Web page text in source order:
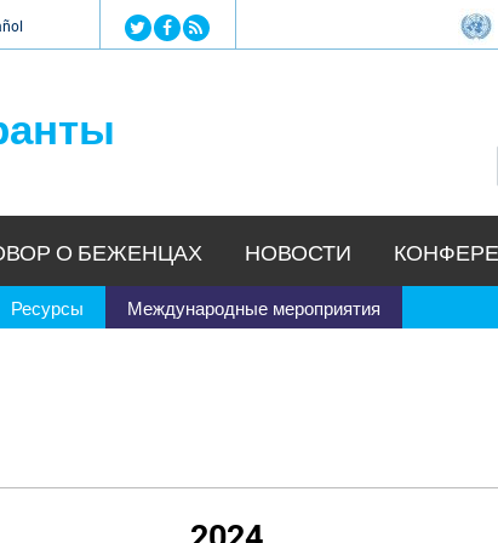
Jump to navigation
Ресурсы Международные мероприятия
О БЕЖЕНЦАХ НОВОСТИ